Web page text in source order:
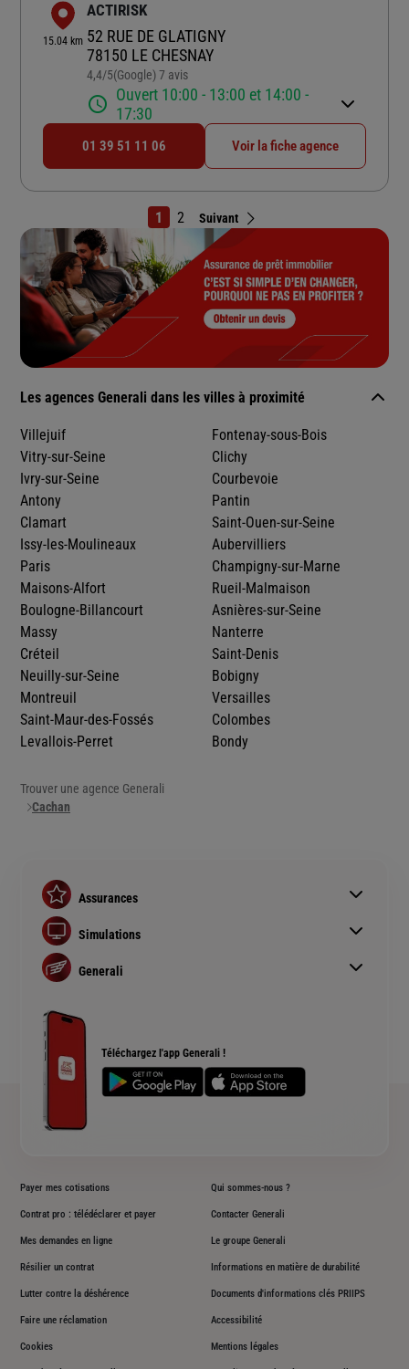
15.04 km
ACTIRISK
52 RUE DE GLATIGNY
78150 LE CHESNAY
4,4/5Note de 4.4 sur 5
(Google) 7 avis
Ouvert 10:00 - 13:00 et 14:00 -
17:30
01 39 51 11 06 Voir la fiche agence
1 2 Suivant
Les agences Generali dans les villes à proximité
Villejuif
Vitry-sur-Seine
Ivry-sur-Seine
Antony
Clamart
Issy-les-Moulineaux
Paris
Maisons-Alfort
Boulogne-Billancourt
Massy
Créteil
Neuilly-sur-Seine
Montreuil
Saint-Maur-des-Fossés
Levallois-Perret
Fontenay-sous-Bois
Clichy
Courbevoie
Pantin
Saint-Ouen-sur-Seine
Aubervilliers
Champigny-sur-Marne
Rueil-Malmaison
Asnières-sur-Seine
Nanterre
Saint-Denis
Bobigny
Versailles
Colombes
Bondy
Trouver une agence Generali
Cachan
Téléchargez l'app Generali !
Assurances
Assurance auto
Assurance habitation
Assurance prêt immobilier
Complémentaire santé senior
Simulations
Simulation assurance auto
Devis assurance habitation
Devis assurance chien ou chat
Generali
Rendements fonds euros Generali
Accessibilité sourds et malentendants
Plan du site
Payer mes cotisations
Contrat pro : télédéclarer et payer
Mes demandes en ligne
Résilier un contrat
Lutter contre la déshérence
Faire une réclamation
Qui sommes-nous ?
Contacter Generali
Le groupe Generali
Informations en matière de durabilité
Documents d'informations clés PRIIPS
Accessibilité
Cookies Mentions légales